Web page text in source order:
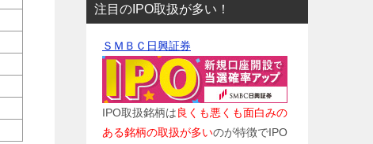
注目のIPO取扱が多い！
ＳＭＢＣ日興証券
IPO取扱銘柄は良くも悪くも面白みの
ある銘柄の取扱が多いのが特徴でIPO